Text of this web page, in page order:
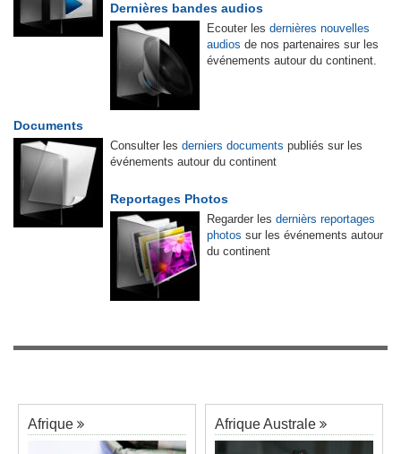
Dernières bandes audios
Ecouter les dernières nouvelles
audios de nos partenaires sur les
événements autour du continent.
Documents
Consulter les derniers documents publiés sur les
événements autour du continent
Reportages Photos
Regarder les dernièrs reportages
photos sur les événements autour
du continent
Afrique Afrique Australe